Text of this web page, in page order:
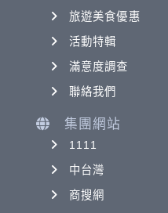
旅遊美食優惠
活動特輯
滿意度調查
聯絡我們
集團網站
1111
中台灣
商搜網